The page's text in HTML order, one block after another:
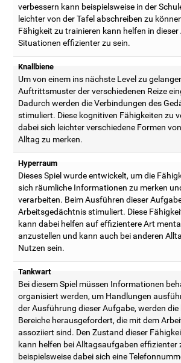
verbessern kann beispielsweise in der
leichter von der Tafel abschreiben zu
Fähigkeit zu trainieren kann helfen in dieser
Situationen effizienter zu sein.
Knallbiene
Um von einem ins nächste Level zu
Auftrittsmuster der verschiedenen Reize
Dadurch werden die Verbindungen des
stimuliert. Diese kognitiven Fähigkeiten zu
dabei sich leichter verschiedene Formen
Alltag zu merken.
Hyperraum
Dieses Spiel wurde entwickelt, um die
sich räumliche Informationen zu merken
verarbeiten. Beim Ausführen dieser
Arbeitsgedächtnis stimuliert. Diese
kann dabei helfen auf effizientere Art
anzustellen und kann auch bei anderen
Nutzen sein.
Tankwart
Bei diesem Spiel müssen Informationen
organisiert werden, um Handlungen
der Ausführung dieser Aufgabe, werden
Bereiche herausgefordert, die mit dem
assoziiert sind. Den Zustand dieser
kann helfen bei Alltagsaufgaben effizienter
beispielsweise dabei sich eine